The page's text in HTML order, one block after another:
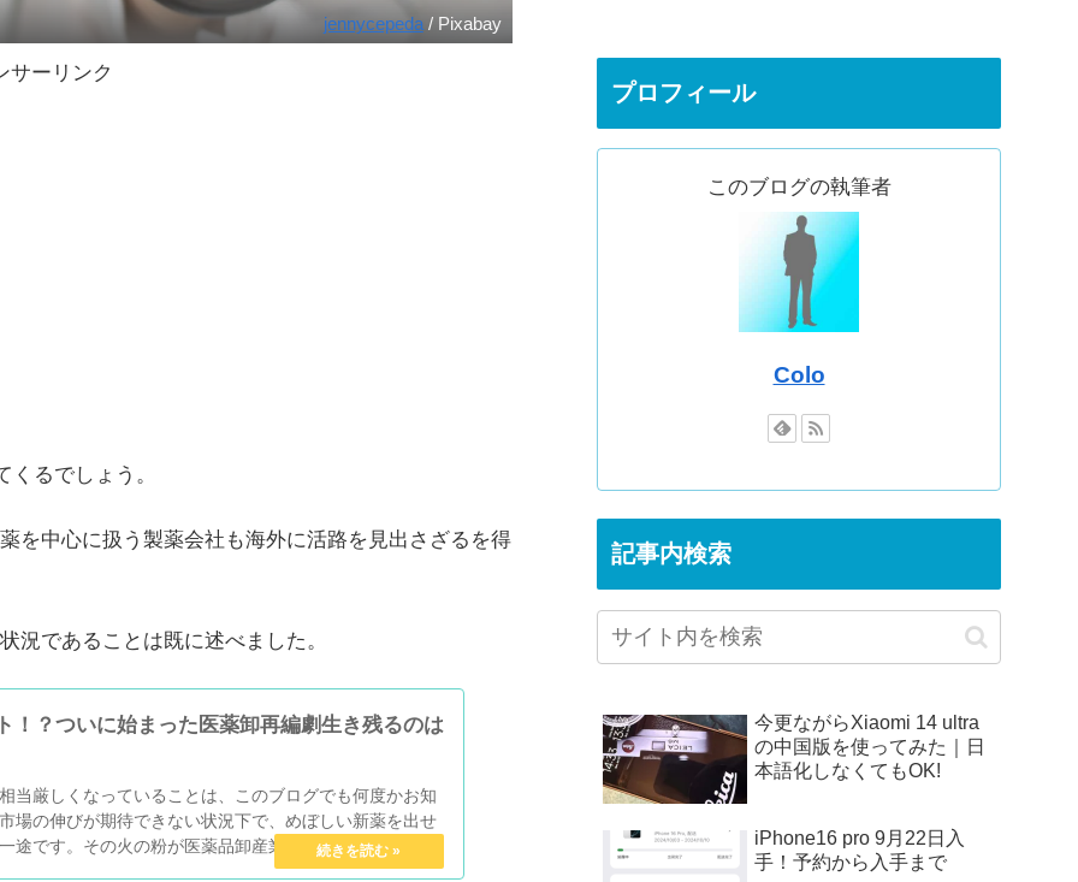
jennycepeda/ Pixabay
サーリンク
るでしょう。
を中心に扱う製薬会社も海外に活路を見出さざるを得
況であることは既に述べました。
！？ついに始まった医薬卸再編劇生き残るのは
当厳しくなっていることは、このブログでも何度かお知
場の伸びが期待できない状況下で、めぼしい新薬を出せ
途です。その火の粉が医薬品卸産業にまで飛び火してい
プロフィール
このブログの執筆者
Colo
記事内検索
今更ながらXiaomi 14 ultra
の中国版を使ってみた｜日
本語化しなくてもOK!
iPhone16 pro 9月22日入
手！予約から入手まで